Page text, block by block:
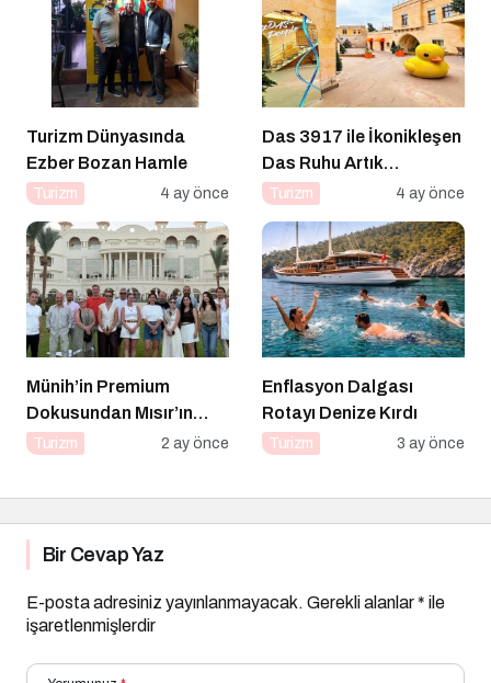
Turizm Dünyasında
Ezber Bozan Hamle
Turizm 4 ay önce
Das 3917 ile İkonikleşen
Das Ruhu Artık
Kapadokya’da
Turizm 4 ay önce
Münih’in Premium
Dokusundan Mısır’ın
Tarihi Derinliğine
Turizm 2 ay önce
Enflasyon Dalgası
Rotayı Denize Kırdı
Turizm 3 ay önce
Bir Cevap Yaz
E-posta adresiniz yayınlanmayacak. Gerekli alanlar* ile
işaretlenmişlerdir